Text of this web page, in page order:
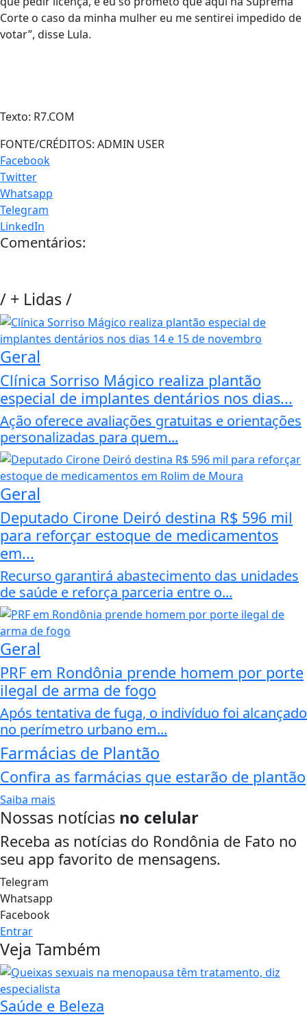
Corte o caso da minha mulher eu me sentirei impedido de
votar”, disse Lula.
Texto: R7.COM
FONTE/CRÉDITOS: ADMIN USER
Facebook
Twitter
Whatsapp
Telegram
LinkedIn
Comentários:
/ + Lidas/
Geral
Clínica Sorriso Mágico realiza plantão
especial de implantes dentários nos dias...
Ação oferece avaliações gratuitas e orientações
personalizadas para quem...
Geral
Deputado Cirone Deiró destina R$ 596 mil
para reforçar estoque de medicamentos
em...
Recurso garantirá abastecimento das unidades
de saúde e reforça parceria entre o...
Geral
PRF em Rondônia prende homem por porte
ilegal de arma de fogo
Após tentativa de fuga, o indivíduo foi alcançado
no perímetro urbano em...
Farmácias de Plantão
Confira as farmácias que estarão de plantão
Saiba mais
Nossas notícias no celular
Receba as notícias do Rondônia de Fato no
seu app favorito de mensagens.
Telegram
Whatsapp
Facebook
Entrar
Veja Também
Saúde e Beleza